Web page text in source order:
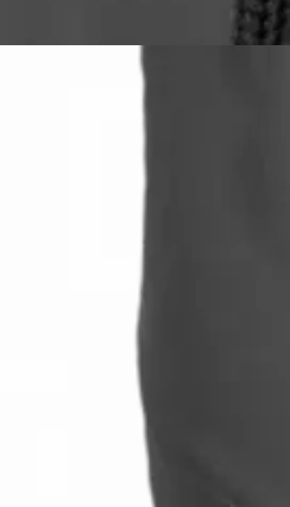
Cheetah
Tuotearvioiden keskiarvo